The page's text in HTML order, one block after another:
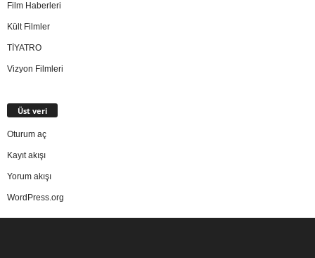
Film Haberleri
Kült Filmler
TİYATRO
Vizyon Filmleri
Üst veri
Oturum aç
Kayıt akışı
Yorum akışı
WordPress.org